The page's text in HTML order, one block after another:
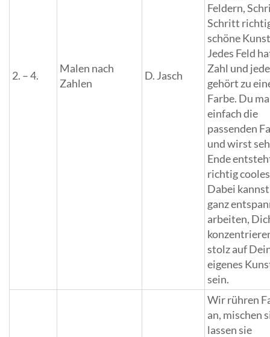
2. – 4.
Malen nach
Zahlen
D. Jasch
Feldern,
Schritt
schöne
Jedes Feld
Zahl und
gehört zu
Farbe. Du
einfach die
passenden
und wirst
Ende
richtig
Dabei
ganz
arbeiten,
stolz auf
eigenes
sein.
Wir rühren
an, mischen
lassen sie